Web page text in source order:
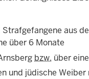
aus
über 6 Monate
bzw. über
und jüdische